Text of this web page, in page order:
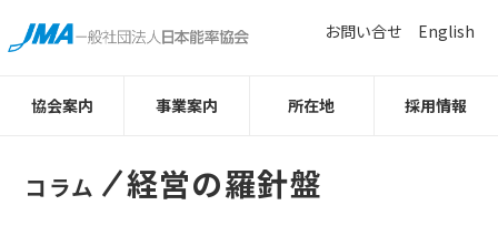
協会案内 事業案内 所在地 採用情報
お問い合せ English
コラム 経営の羅針盤